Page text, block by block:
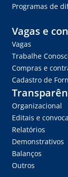
Programas de
Vagas e
Vagas
Trabalhe
Compras e
Cadastro de
Organizacional
Editais e
Relatórios
Demonstrativos
Balanços
Outros